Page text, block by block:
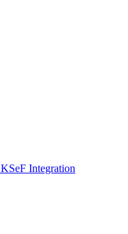
KSeF Integration